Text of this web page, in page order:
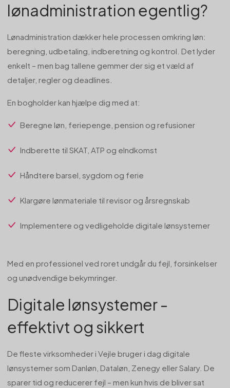
lønadministration egentlig?
Lønadministration dækker hele processen omkring løn:
beregning, udbetaling, indberetning og kontrol. Det lyder
enkelt – men bag tallene gemmer der sig et væld af
detaljer, regler og deadlines.
En bogholder kan hjælpe dig med at:
Beregne løn, feriepenge, pension og refusioner
Indberette til SKAT, ATP og eIndkomst
Håndtere barsel, sygdom og ferie
Klargøre lønmateriale til revisor og årsregnskab
Implementere og vedligeholde digitale lønsystemer
Med en professionel ved roret undgår du fejl, forsinkelser
og unødvendige bekymringer.
Digitale lønsystemer -
effektivt og sikkert
De fleste virksomheder i Vejle bruger i dag digitale
lønsystemer som Danløn, Dataløn, Zenegy eller Salary. De
sparer tid og reducerer fejl – men kun hvis de bliver sat